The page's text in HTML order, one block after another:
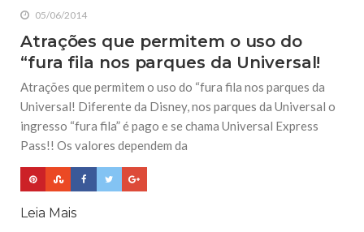
05/06/2014
Atrações que permitem o uso do
“fura fila nos parques da Universal!
Atrações que permitem o uso do “fura fila nos parques da
Universal! Diferente da Disney, nos parques da Universal o
ingresso “fura fila” é pago e se chama Universal Express
Pass!! Os valores dependem da
Leia Mais